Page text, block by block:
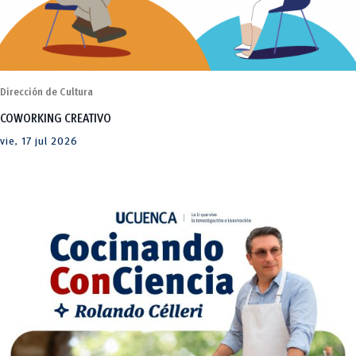
Dirección de Cultura
COWORKING CREATIVO
vie, 17 jul 2026